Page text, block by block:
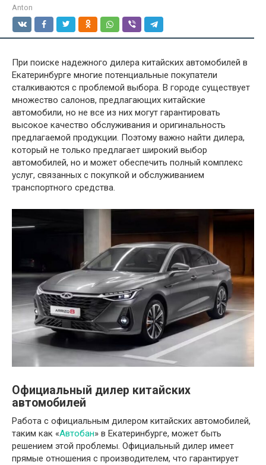
Anton
При поиске надежного дилера китайских автомобилей в
Екатеринбурге многие потенциальные покупатели
сталкиваются с проблемой выбора. В городе существует
множество салонов, предлагающих китайские
автомобили, но не все из них могут гарантировать
высокое качество обслуживания и оригинальность
предлагаемой продукции. Поэтому важно найти дилера,
который не только предлагает широкий выбор
автомобилей, но и может обеспечить полный комплекс
услуг, связанных с покупкой и обслуживанием
транспортного средства.
Официальный дилер китайских
автомобилей
Работа с официальным дилером китайских автомобилей,
таким как «Автобан» в Екатеринбурге, может быть
решением этой проблемы. Официальный дилер имеет
прямые отношения с производителем, что гарантирует